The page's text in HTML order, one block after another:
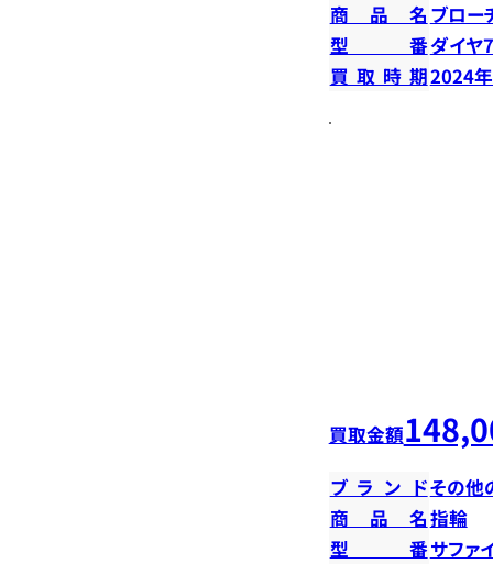
商品名 ブロー
型番ダイヤ
買取時期2024
買取金額
ブランドその他
商品名指輪
型番サファ